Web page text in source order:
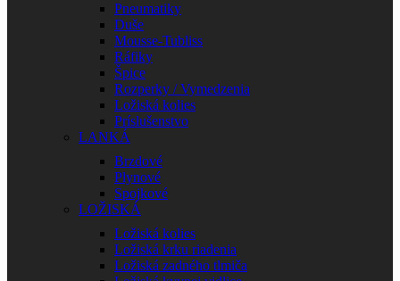
Pneumatiky
Duše
Mousse-Tubliss
Ráfiky
Špice
Rozperky / Vymedzenia
Ložiská kolies
Príslušenstvo
LANKÁ
Brzdové
Plynové
Spojkové
LOŽISKÁ
Ložiská kolies
Ložiská krku riadenia
Ložiská zadného tlmiča